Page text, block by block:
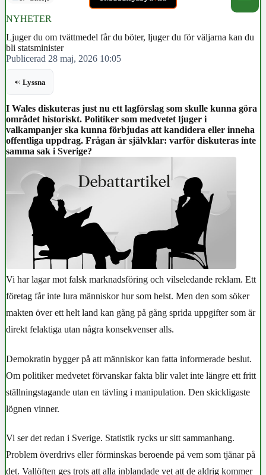
NYHETER
Ljuger du om tvättmedel får du böter, ljuger du för väljarna kan du
bli statsminister
Publicerad 28 maj, 2026 10:05
Lyssna
I Wales diskuteras just nu ett lagförslag som skulle kunna göra
området historiskt. Politiker som medvetet ljuger i
valkampanjer ska kunna förbjudas att kandidera eller inneha
offentliga uppdrag. Frågan är självklar: varför diskuteras inte
samma sak i Sverige?
Vi har lagar mot falsk marknadsföring och vilseledande reklam. Ett
företag får inte lura människor hur som helst. Men den som söker
makten över ett helt land kan gång på gång sprida uppgifter som är
direkt felaktiga utan några konsekvenser alls.
Demokratin bygger på att människor kan fatta informerade beslut.
Om politiker medvetet förvanskar fakta blir valet inte längre ett fritt
ställningstagande utan en tävling i manipulation. Den skickligaste
lögnen vinner.
Vi ser det redan i Sverige. Statistik rycks ur sitt sammanhang.
Problem överdrivs eller förminskas beroende på vem som tjänar på
det. Vallöften ges trots att alla inblandade vet att de aldrig kommer